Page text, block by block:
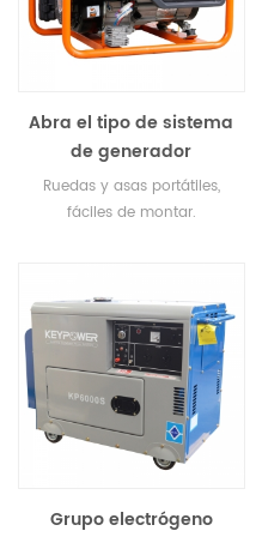
Abra el tipo de sistema
de generador
refrigerado de aire con
el CE, SGS
Ruedas y asas portátiles,
fáciles de montar.
silencioso. Vibración mínima
y amp; carrera tranquila Bajo
consumo de aceite y alta
eficiencia económica.
Grupo electrógeno